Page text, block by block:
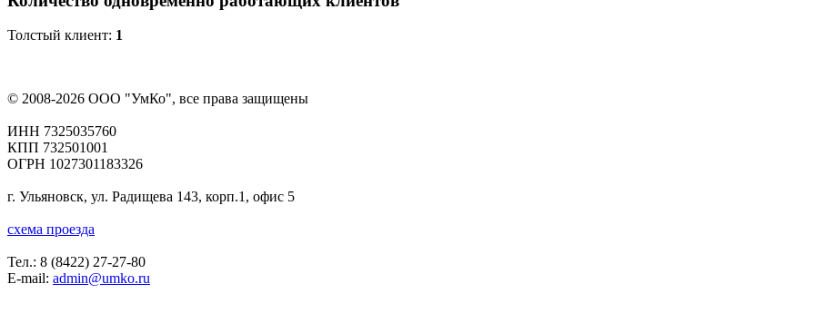
Толстый клиент: 1
© 2008-2026 ООО "УмКо", все права защищены
ИНН 7325035760
КПП 732501001
ОГРН 1027301183326
г. Ульяновск, ул. Радищева 143, корп.1, офис 5
схема проезда
Тел.: 8 (8422) 27-27-80
E-mail: admin@umko.ru